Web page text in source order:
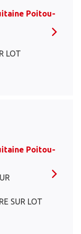
Poitou-
LOT
Poitou-
SUR LOT